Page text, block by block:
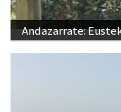
Andazarrate: